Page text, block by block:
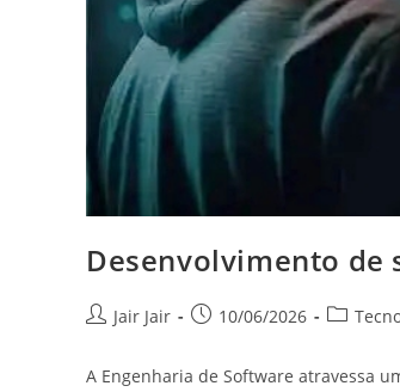
Desenvolvimento de
Jair Jair 10/06/2026
A Engenharia de Software atravessa